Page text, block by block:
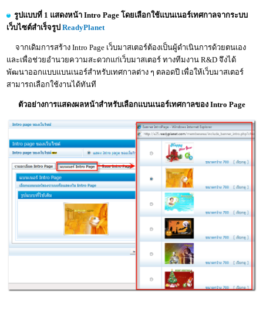
รูปแบบที่ 1 แสดงหน้า Intro Page โดยเลือกใช้แบนเนอร์เทศกาลจากระบบ
เว็บไซต์สำเร็จรูปReadyPlanet
จากเดิมการสร้าง Intro Page เว็บมาสเตอร์ต้องเป็นผู้ดำเนินการด้วยตนเอง
และเพื่อช่วยอำนวยความสะดวกแก่เว็บมาสเตอร์ ทางทีมงาน R&D จึงได้
พัฒนาออกแบบแบนเนอร์สำหรับเทศกาลต่าง ๆ ตลอดปี เพื่อให้เว็บมาสเตอร์
สามารถเลือกใช้งานได้ทันที
ตัวอย่างการแสดงผลหน้าสำหรับเลือกแบนเนอร์เทศกาลของ Intro Page